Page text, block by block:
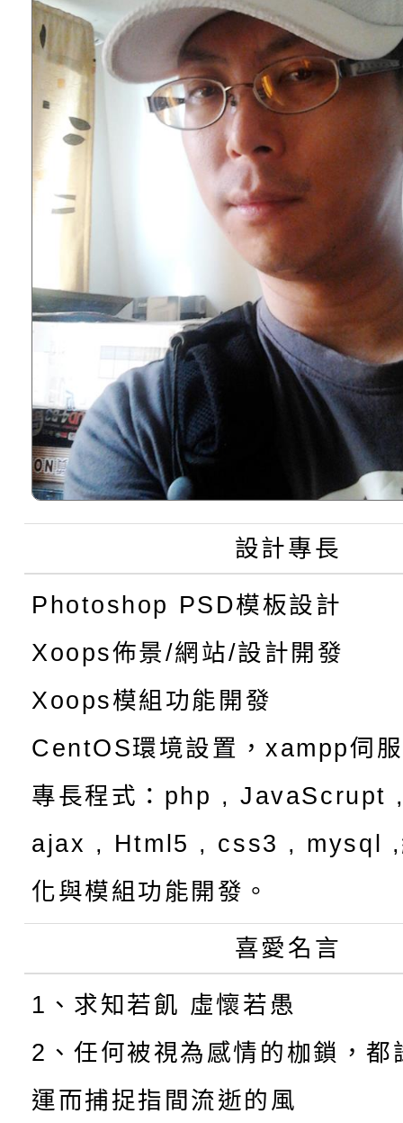
設計專長
Photoshop PSD模板設計
Xoops佈景/網站/設計開發
Xoops模組功能開發
CentOS環境設置，xampp伺
專長程式：php , JavaScrupt
ajax , Html5 , css3 , mysql ,
化與模組功能開發。
喜愛名言
1、求知若飢 虛懷若愚
2、任何被視為感情的枷鎖，都
運而捕捉指間流逝的風